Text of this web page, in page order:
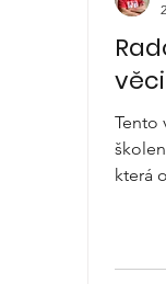
Tento
která